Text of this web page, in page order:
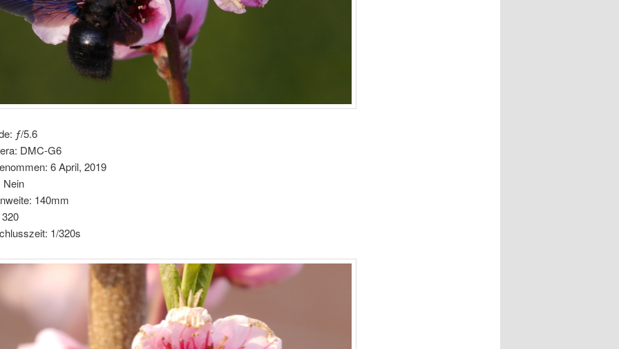
ƒ/5.6
DMC-G6
6 April, 2019
Nein
140mm
1/320s